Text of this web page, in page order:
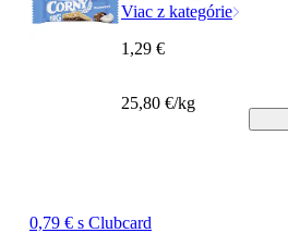
Viac z kategórie
0,79 € s Clubcard
1,29 €
25,80 €/kg